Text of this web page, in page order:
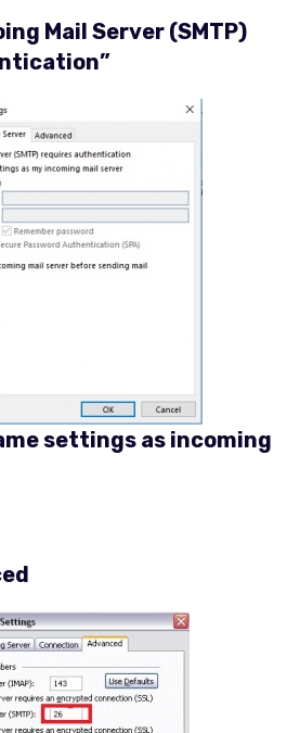
Mail Server (SMTP)
”
settings as incoming